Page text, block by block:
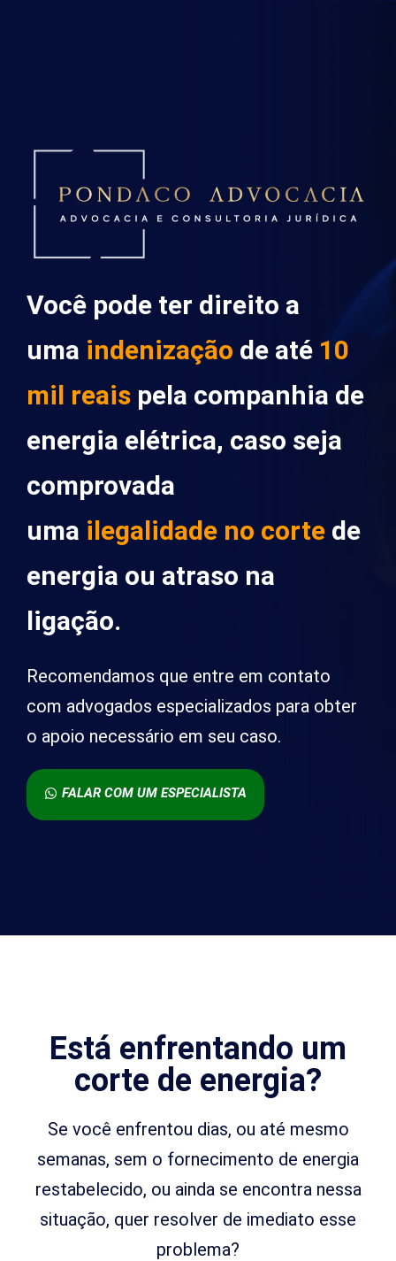
Você pode ter direito a
uma indenização de até 10
mil reais pela companhia de
energia elétrica, caso seja
comprovada
uma ilegalidade no corte de
energia ou atraso na
ligação.
Recomendamos que entre em contato
com advogados especializados para obter
o apoio necessário em seu caso.
FALAR COM UM ESPECIALISTA
Está enfrentando um
corte de energia?
Se você enfrentou dias, ou até mesmo
semanas, sem o fornecimento de energia
restabelecido, ou ainda se encontra nessa
situação, quer resolver de imediato esse
problema?